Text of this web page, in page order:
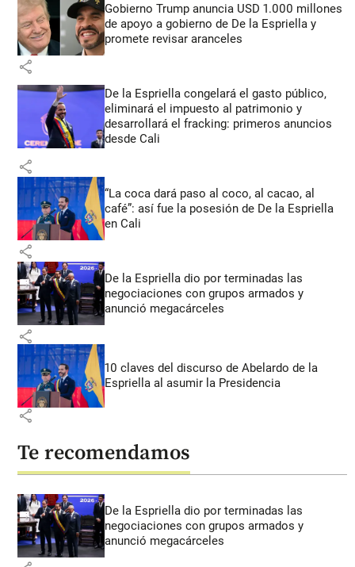
Gobierno Trump anuncia USD 1.000 millones
de apoyo a gobierno de De la Espriella y
promete revisar aranceles
share
De la Espriella congelará el gasto público,
eliminará el impuesto al patrimonio y
desarrollará el fracking: primeros anuncios
desde Cali
share
“La coca dará paso al coco, al cacao, al
café”: así fue la posesión de De la Espriella
en Cali
share
De la Espriella dio por terminadas las
negociaciones con grupos armados y
anunció megacárceles
share
10 claves del discurso de Abelardo de la
Espriella al asumir la Presidencia
share
Te recomendamos
De la Espriella dio por terminadas las
negociaciones con grupos armados y
anunció megacárceles